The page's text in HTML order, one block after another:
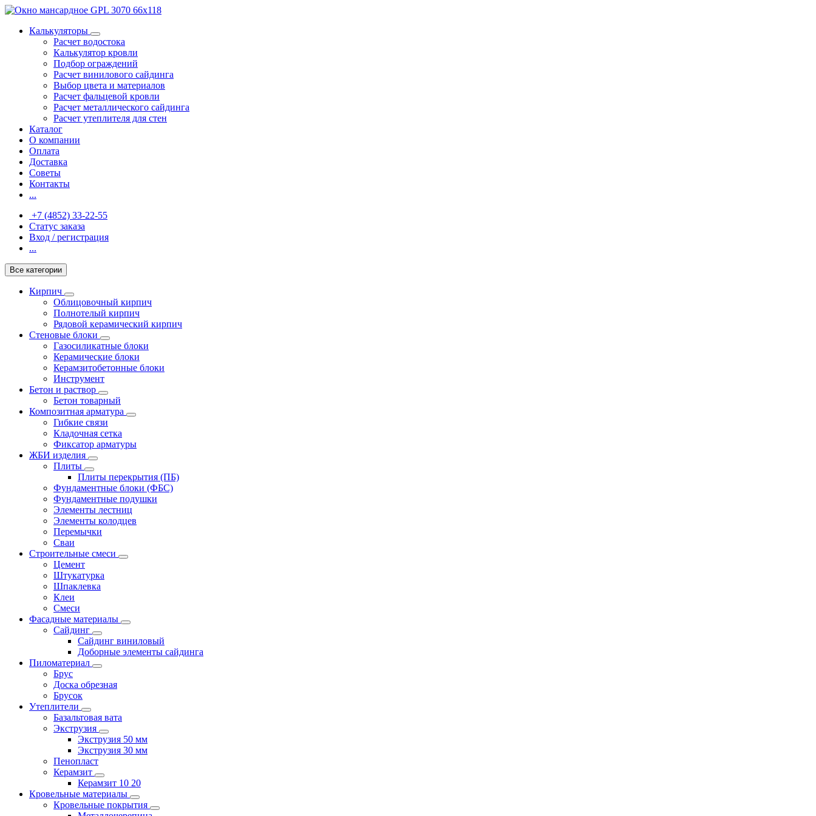
Калькуляторы
Расчет водостока
Калькулятор кровли
Подбор ограждений
Расчет винилового сайдинга
Выбор цвета и материалов
Расчет фальцевой кровли
Расчет металлического сайдинга
Расчет утеплителя для стен
Каталог
О компании
Оплата
Доставка
Советы
Контакты
...
+7 (4852) 33-22-55
Статус заказа
Вход / регистрация
...
Все категории
Кирпич
Облицовочный кирпич
Полнотелый кирпич
Рядовой керамический кирпич
Стеновые блоки
Газосиликатные блоки
Керамические блоки
Керамзитобетонные блоки
Инструмент
Бетон и раствор
Бетон товарный
Композитная арматура
Гибкие связи
Кладочная сетка
Фиксатор арматуры
ЖБИ изделия
Плиты
Плиты перекрытия (ПБ)
Фундаментные блоки (ФБС)
Фундаментные подушки
Элементы лестниц
Элементы колодцев
Перемычки
Сваи
Строительные смеси
Цемент
Штукатурка
Шпаклевка
Клеи
Смеси
Фасадные материалы
Сайдинг
Сайдинг виниловый
Доборные элементы сайдинга
Пиломатериал
Брус
Доска обрезная
Брусок
Утеплители
Базальтовая вата
Экструзия
Экструзия 50 мм
Экструзия 30 мм
Пенопласт
Керамзит
Керамзит 10 20
Кровельные материалы
Кровельные покрытия